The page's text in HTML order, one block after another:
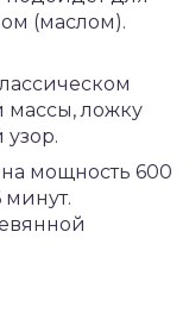
(маслом).
массы, ложку
мощность 600
минут.